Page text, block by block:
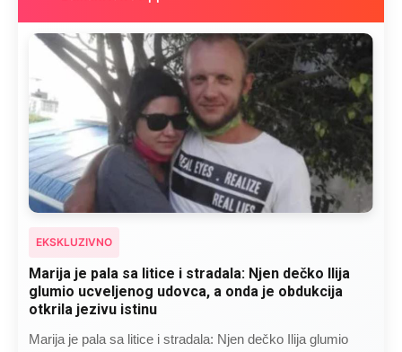
EKSKLUZIVNO
Marija je pala sa litice i stradala: Njen dečko Ilija
glumio ucveljenog udovca, a onda je obdukcija
otkrila jezivu istinu
Marija je pala sa litice i stradala: Njen dečko Ilija glumio